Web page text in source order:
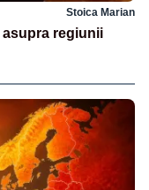
Stoica Marian
regiunii